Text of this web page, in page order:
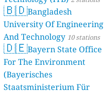
🇧🇩Bangladesh
University Of Engineering
And Technology 10 stations
🇩🇪Bayern State Office
For The Environment
(Bayerisches
Staatsministerium Für